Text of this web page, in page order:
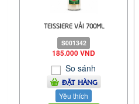
TEISSIERE VẢI 700ML
S001342
185.000 VND
So sánh
ĐẶT HÀNG
Yêu thích